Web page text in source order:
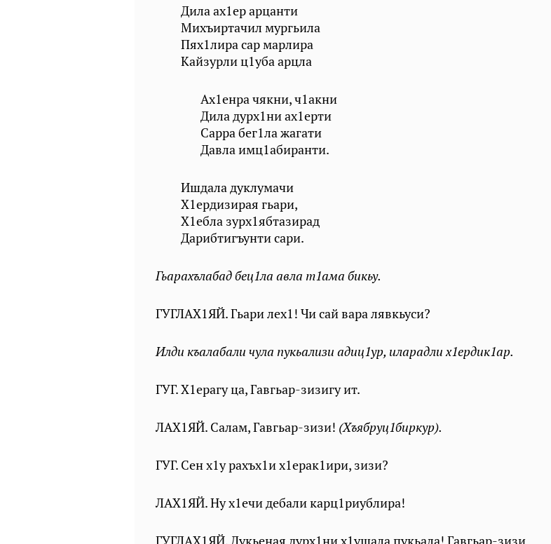
Дила ах1ер арцанти
Михъиртачил мургьила
Пях1лира сар марлира
Кайзурли ц1уба арцла
Ах1енра чякни, ч1акни
Дила дурх1ни ах1ерти
Сарра бег1ла жагати
Давла имц1абиранти.
Ишдала дуклумачи
Х1ердизирая гьари,
Х1ебла зурх1ябтазирад
Дарибтигъунти сари.
Гьарахълабад бец1ла авла т1ама бикьу.
ГУГЛАХ1ЯЙ. Гьари лех1! Чи сай вара лявкьуси?
Илди къалабали чула пукьализи адиц1ур, иларадли х1ердик1ар.
ГУГ. Х1ерагу ца, Гавгьар-зизигу ит.
ЛАХ1ЯЙ. Салам, Гавгьар-зизи! (Хъябруц1биркур).
ГУГ. Сен х1у рахъх1и х1ерак1ири, зизи?
ЛАХ1ЯЙ. Ну х1ечи дебали карц1риублира!